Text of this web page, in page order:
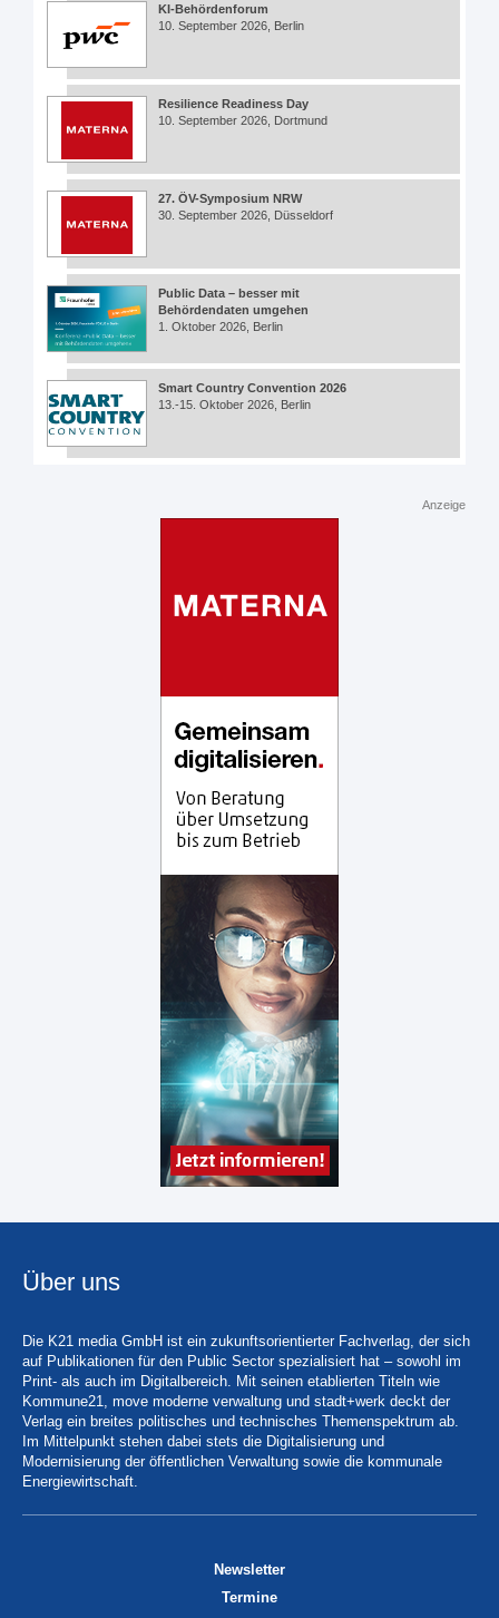
KI-Behördenforum
10. September 2026, Berlin
Resilience Readiness Day
10. September 2026, Dortmund
27. ÖV-Symposium NRW
30. September 2026, Düsseldorf
Public Data – besser mit
Behördendaten umgehen
1. Oktober 2026, Berlin
Smart Country Convention 2026
13.-15. Oktober 2026, Berlin
Anzeige
Über uns
Die K21 media GmbH ist ein zukunftsorientierter Fachverlag, der sich
auf Publikationen für den Public Sector spezialisiert hat – sowohl im
Print- als auch im Digitalbereich. Mit seinen etablierten Titeln wie
Kommune21, move moderne verwaltung und stadt+werk deckt der
Verlag ein breites politisches und technisches Themenspektrum ab.
Im Mittelpunkt stehen dabei stets die Digitalisierung und
Modernisierung der öffentlichen Verwaltung sowie die kommunale
Energiewirtschaft.
Newsletter
Termine